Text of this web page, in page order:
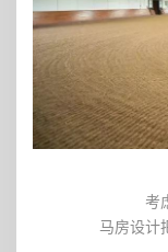
考
马房设计